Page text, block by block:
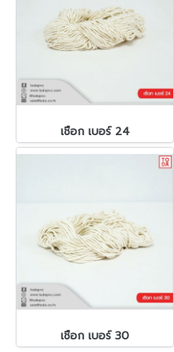
เชือก เบอร์ 24
เชือก เบอร์ 30